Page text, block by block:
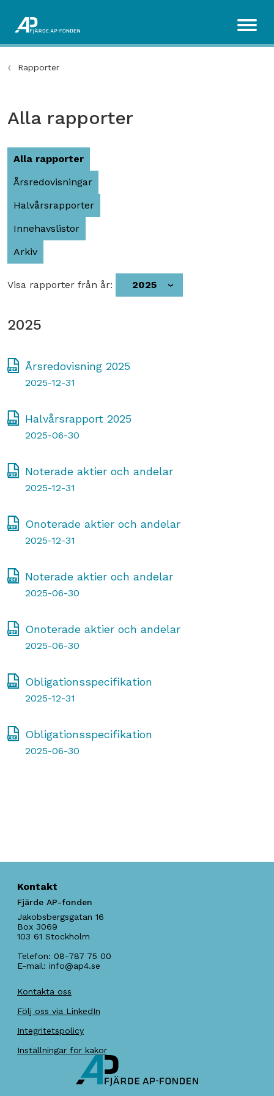
Rapporter
Alla rapporter
Alla rapporter
Årsredovisningar
Halvårsrapporter
Innehavslistor
Arkiv
Visa rapporter från år: 2025
2025
Årsredovisning 2025
2025-12-31
Halvårsrapport 2025
2025-06-30
Noterade aktier och andelar
2025-12-31
Onoterade aktier och andelar
2025-12-31
Noterade aktier och andelar
2025-06-30
Onoterade aktier och andelar
2025-06-30
Obligationsspecifikation
2025-12-31
Obligationsspecifikation
2025-06-30
Kontakt
Fjärde AP-fonden
Jakobsbergsgatan 16
Box 3069
103 61 Stockholm
Telefon: 08-787 75 00
E-mail: info@ap4.se
Kontakta oss
Följ oss via LinkedIn
Integritetspolicy
Inställningar för kakor